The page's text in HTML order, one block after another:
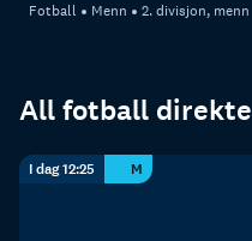
Fotball Menn 2. divisjon, menn
All fotball direkte
I dag 12:25 M